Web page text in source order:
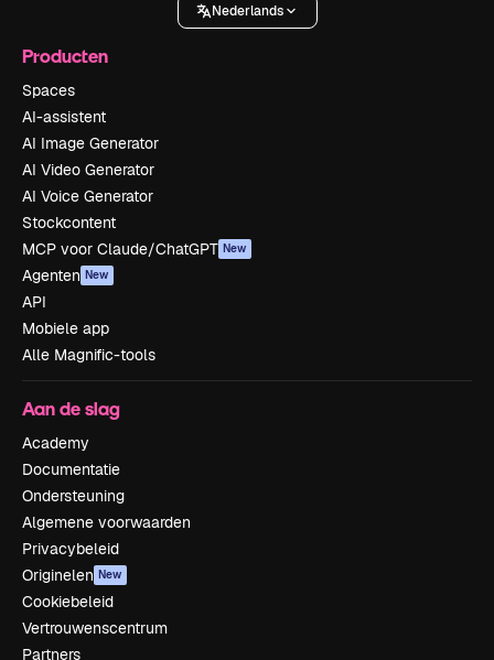
Nederlands
Producten
Spaces
AI-assistent
AI Image Generator
AI Video Generator
AI Voice Generator
Stockcontent
MCP voor Claude/ChatGPT New
Agenten New
API
Mobiele app
Alle Magnific-tools
Aan de slag
Academy
Documentatie
Ondersteuning
Algemene voorwaarden
Privacybeleid
Originelen New
Cookiebeleid
Vertrouwenscentrum
Partners